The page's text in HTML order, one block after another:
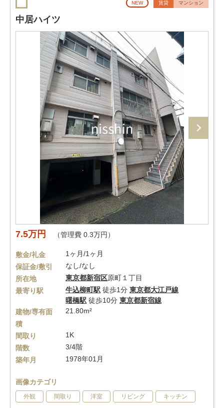
NEW 賃貸 マンション
中居ハイツ
7.5万円 （管理費 0.3万円）
敷金/礼金
1ヶ月/1ヶ月
保証金/敷引
なし/なし
所在地
東京都新宿区原町１丁目
最寄り駅
牛込柳町駅 徒歩1分 東京都大江戸線
曙橋駅 徒歩10分 東京都新宿線
建物/専有面
積
21.80m²
間取り
1K
階数
3/4階
築年月
1978年01月
画像カテゴリ
外観 間取り 洋室 リビング キッチン